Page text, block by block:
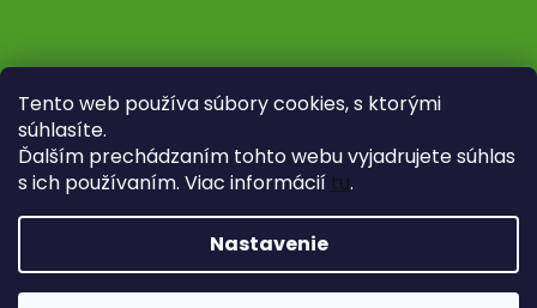
Tento web používa súbory cookies, s ktorými
súhlasíte.
Ďalším prechádzaním tohto webu vyjadrujete súhlas
s ich používaním. Viac informácií tu.
Nastavenie
Copyright 2026Fytoliečba. Všetky práva vyhradené.